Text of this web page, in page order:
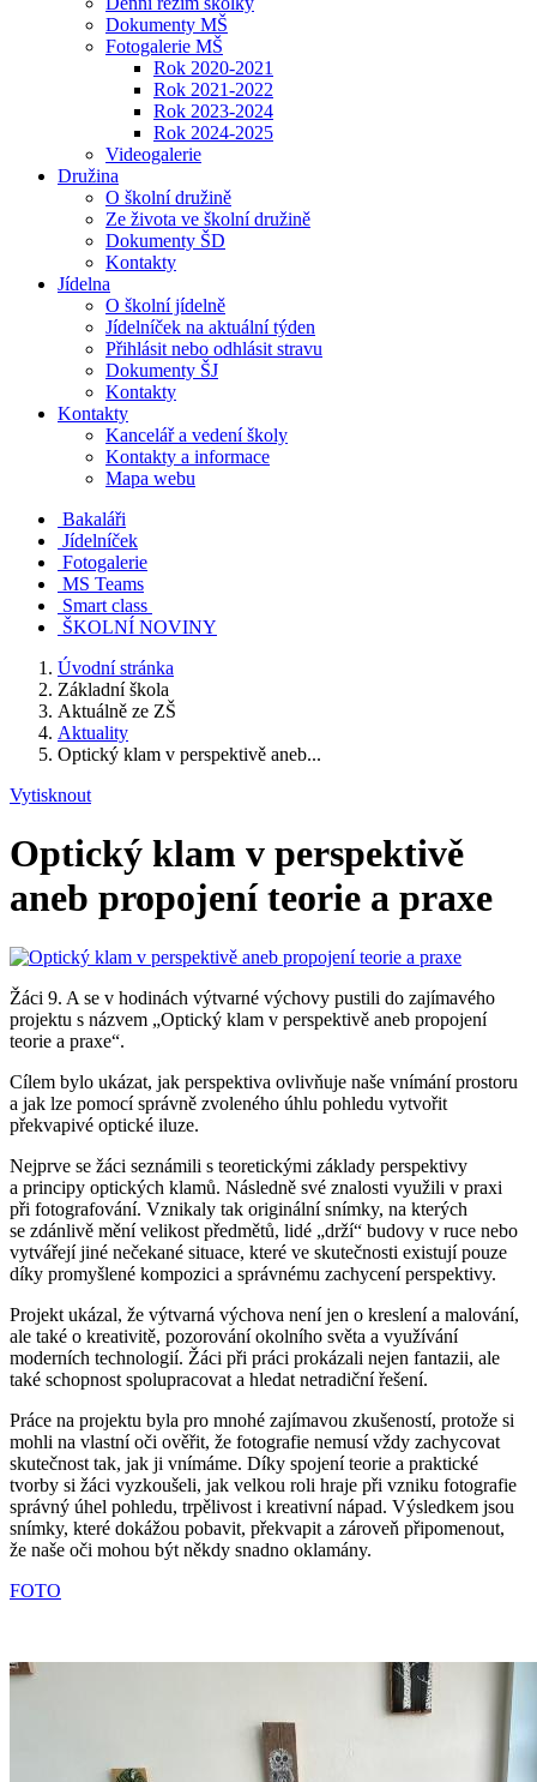
Dokumenty MŠ
Fotogalerie MŠ
Rok 2020-2021
Rok 2021-2022
Rok 2023-2024
Rok 2024-2025
Videogalerie
Družina
O školní družině
Ze života ve školní družině
Dokumenty ŠD
Kontakty
Jídelna
O školní jídelně
Jídelníček na aktuální týden
Přihlásit nebo odhlásit stravu
Dokumenty ŠJ
Kontakty
Kontakty
Kancelář a vedení školy
Kontakty a informace
Mapa webu
Bakaláři
Jídelníček
Fotogalerie
MS Teams
Smart class
ŠKOLNÍ NOVINY
Úvodní stránka
Základní škola
Aktuálně ze ZŠ
Aktuality
Optický klam v perspektivě aneb...
Vytisknout
Optický klam v perspektivě
aneb propojení teorie a praxe
Žáci 9. A se v hodinách výtvarné výchovy pustili do zajímavého
projektu s názvem „Optický klam v perspektivě aneb propojení
teorie a praxe“.
Cílem bylo ukázat, jak perspektiva ovlivňuje naše vnímání prostoru
a jak lze pomocí správně zvoleného úhlu pohledu vytvořit
překvapivé optické iluze.
Nejprve se žáci seznámili s teoretickými základy perspektivy
a principy optických klamů. Následně své znalosti využili v praxi
při fotografování. Vznikaly tak originální snímky, na kterých
se zdánlivě mění velikost předmětů, lidé „drží“ budovy v ruce nebo
vytvářejí jiné nečekané situace, které ve skutečnosti existují pouze
díky promyšlené kompozici a správnému zachycení perspektivy.
Projekt ukázal, že výtvarná výchova není jen o kreslení a malování,
ale také o kreativitě, pozorování okolního světa a využívání
moderních technologií. Žáci při práci prokázali nejen fantazii, ale
také schopnost spolupracovat a hledat netradiční řešení.
Práce na projektu byla pro mnohé zajímavou zkušeností, protože si
mohli na vlastní oči ověřit, že fotografie nemusí vždy zachycovat
skutečnost tak, jak ji vnímáme. Díky spojení teorie a praktické
tvorby si žáci vyzkoušeli, jak velkou roli hraje při vzniku fotografie
správný úhel pohledu, trpělivost i kreativní nápad. Výsledkem jsou
snímky, které dokážou pobavit, překvapit a zároveň připomenout,
že naše oči mohou být někdy snadno oklamány.
FOTO